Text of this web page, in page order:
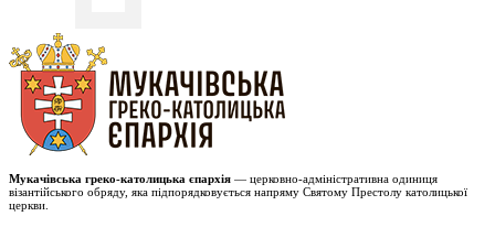
Мукачівська греко-католицька єпархія — церковно-адміністративна одиниця
візантійського обряду, яка підпорядковується напряму Святому Престолу католицької
церкви.